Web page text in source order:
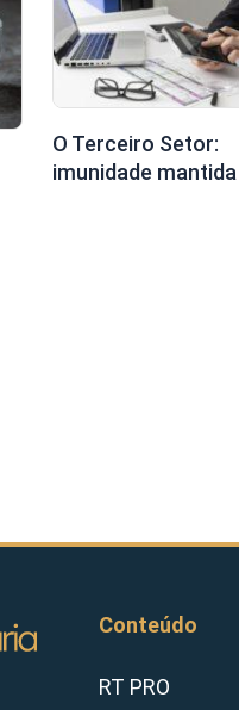
O Terceiro Setor:
imunidade mantida
Conteúdo
RT PRO